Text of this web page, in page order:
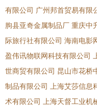
有限公司 广州邦首贸易有限
朐县亚奇金属制品厂 重庆中
际旅行社有限公司 海南电影
盈伟讯物联网科技有限公司
世商贸有限公司 昆山市花桥
制品有限公司
上海艾莎信息
术有限公司
上海天督工业机